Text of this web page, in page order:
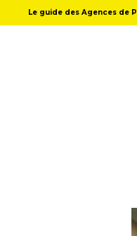
Le guide des Agences de